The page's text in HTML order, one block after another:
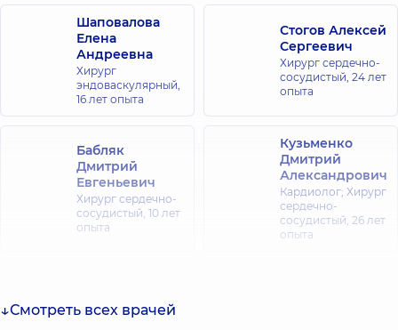
Шаповалова
Елена
Андреевна
Хирург
эндоваскулярный,
16 лет опыта
Стогов Алексей
Сергеевич
Хирург сердечно-
сосудистый, 24 лет
опыта
Бабляк
Дмитрий
Евгеньевич
Хирург сердечно-
сосудистый, 10 лет
опыта
Кузьменко
Дмитрий
Александрович
Кардиолог; Хирург
сердечно-
сосудистый, 26 лет
опыта
Игоревич
Смотреть всех врачей